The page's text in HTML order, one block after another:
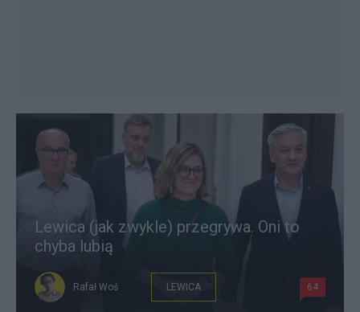
Lewica (jak zwykle) przegrywa. Oni to
chyba lubią
Rafał Woś LEWICA 64